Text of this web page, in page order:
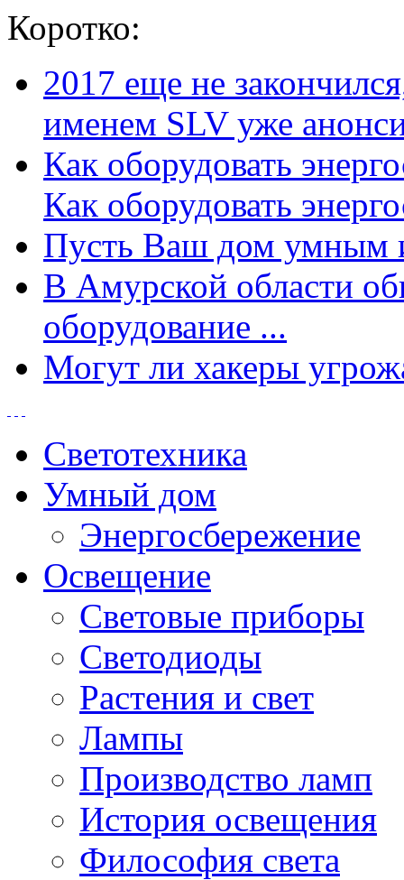
Коротко:
2017 еще не
именем SLV уже
Как оборудовать
Как оборудовать
Пусть Ваш дом умным
В Амурской области
оборудование ...
Могут ли хакеры
Светотехника
Умный дом
Энергосбережение
Освещение
Световые приборы
Светодиоды
Растения и свет
Лампы
Производство ламп
История освещения
Философия света